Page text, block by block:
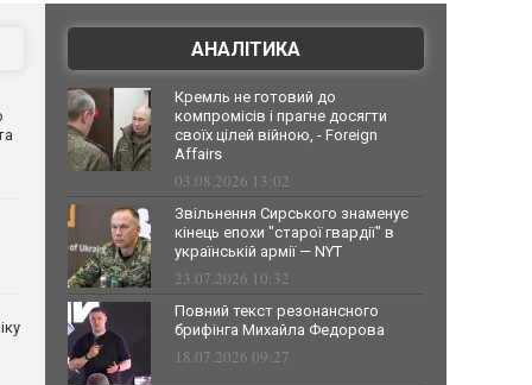
АНАЛІТИКА
Кремль не готовий до
компромісів і прагне досягти
своїх цілей війною, - Foreign
Affairs
03.08.2026 13:02
Звільнення Сирського знаменує
кінець епохи "старої гвардії" в
українській армії — NYT
23.07.2026 10:32
Повний текст резонансного
брифінга Михайла Федорова
18.07.2026 09:27